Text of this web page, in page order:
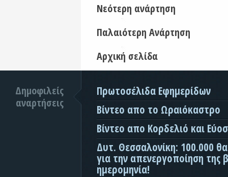
Νεότερη ανάρτηση
Παλαιότερη Ανάρτηση
Αρχική σελίδα
Δημοφιλείς
αναρτήσεις
Πρωτοσέλιδα Εφημερίδων
Βίντεο απο το Ωραιόκαστρο
Βίντεο απο Κορδελιό και
Δυτ. Θεσσαλονίκη: 100.000
για την απενεργοποίηση της
ημερομηνία!